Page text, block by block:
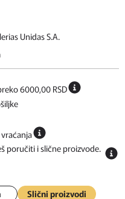
Unidas S.A.
6000,00 RSD
poručiti i slične proizvode.
Slični proizvodi